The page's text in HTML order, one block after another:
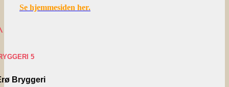
Se hjemmesiden her.
5
Bryggeri